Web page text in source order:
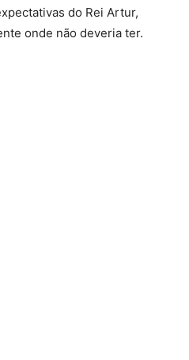
do Rei Artur,
onde não deveria ter.